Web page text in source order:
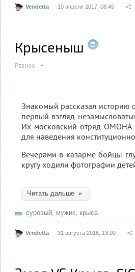
Vendetta 10 апреля 2017, 08:45
Крысеныш
Разное
Знакомый рассказал историю
первый взгляд
Их московский отряд ОМОНА
для наведения
Вечерами в казарме бойцы
кругу ходили фотографии
Читать дальше »
суровый мужик крыса
Vendetta 31 августа 2016, 13:00